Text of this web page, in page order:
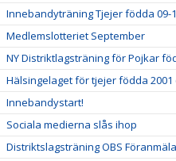
Innebandyträning Tjejer födda 09-
Medlemslotteriet September
NY Distriktlagsträning för Pojkar
Hälsingelaget för tjejer födda 2001
Innebandystart!
Sociala medierna slås ihop
Distriktslagsträning OBS